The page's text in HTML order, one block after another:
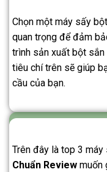
Chọn một máy sấy
quan trọng để đảm
trình sản xuất bột sắn
tiêu chí trên sẽ giúp
cầu của bạn.
Trên đây là top 3
Chuẩn Review muốn